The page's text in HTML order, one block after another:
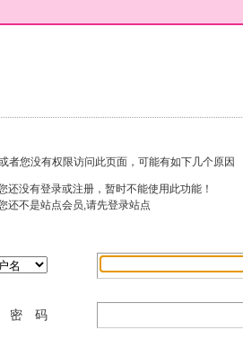
者您没有权限访问此页面，可能有如下几个原因
还没有登录或注册，暂时不能使用此功能！
还不是站点会员,请先登录站点
密 码